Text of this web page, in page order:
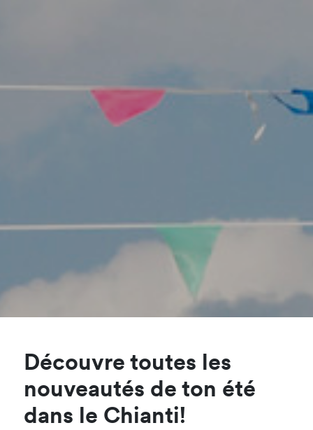
Découvre toutes les
nouveautés de ton été
dans le Chianti!